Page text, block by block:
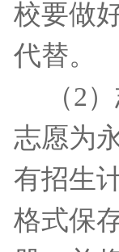
校要做
代替。
（2
志愿为
有招生
格式保